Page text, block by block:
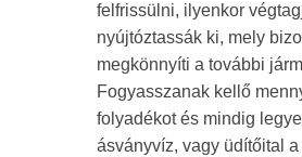
felfrissülni, ilyenkor
nyújtóztassák ki, mely
megkönnyíti a további
Fogyasszanak kellő
folyadékot és mindig
ásványvíz, vagy üdítőital a